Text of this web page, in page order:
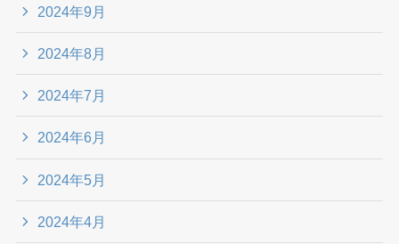
2024年9月
2024年8月
2024年7月
2024年6月
2024年5月
2024年4月